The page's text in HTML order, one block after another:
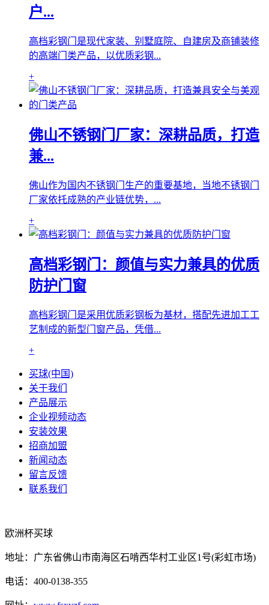
户...
高档彩钢门是现代家装、别墅庭院、自建房及商铺装修
的高端门类产品，以优质彩钢...
+
佛山不锈钢门厂家：深耕品质，打造
兼...
佛山作为国内不锈钢门生产的重要基地，当地不锈钢门
厂家依托成熟的产业链优势，...
+
高档彩钢门：颜值与实力兼具的优质
防护门窗
高档彩钢门是采用优质彩钢板为基材，搭配先进加工工
艺制成的新型门窗产品，凭借...
+
买球(中国)
关于我们
产品展示
企业视频动态
安装效果
招商加盟
新闻动态
留言反馈
联系我们
欧洲杯买球
地址：广东省佛山市南海区石啃西华村工业区1号(彩虹市场)
电话：400-0138-355